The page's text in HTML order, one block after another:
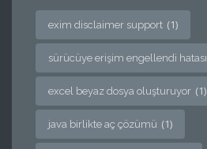
exim disclaimer support (1)
sürücüye erişim engellendi hatası
excel beyaz dosya oluşturuyor (1)
java birlikte aç çözümü (1)